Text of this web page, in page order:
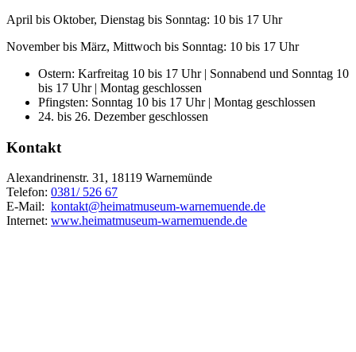
April bis Oktober, Dienstag bis Sonntag: 10 bis 17 Uhr
November bis März, Mittwoch bis Sonntag: 10 bis 17 Uhr
Ostern: Karfreitag 10 bis 17 Uhr | Sonnabend und Sonntag 10
bis 17 Uhr | Montag geschlossen
Pfingsten: Sonntag 10 bis 17 Uhr | Montag geschlossen
24. bis 26. Dezember geschlossen
Kontakt
Alexandrinenstr. 31, 18119 Warnemünde
Telefon: 0381/ 526 67
E-Mail: kontakt@heimatmuseum-warnemuende.de
Internet: www.heimatmuseum-warnemuende.de